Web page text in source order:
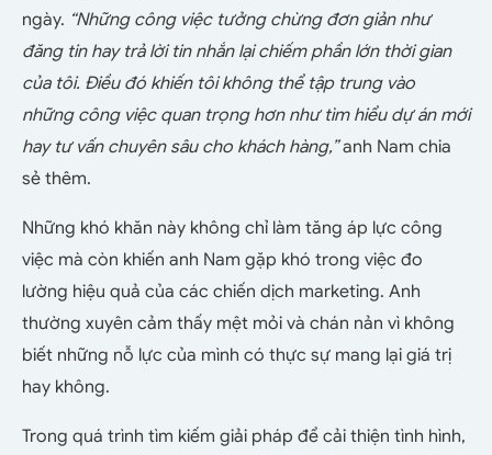
ngày. “Những công việc tưởng chừng đơn giản như
đăng tin hay trả lời tin nhắn lại chiếm phần lớn thời gian
của tôi. Điều đó khiến tôi không thể tập trung vào
những công việc quan trọng hơn như tìm hiểu dự án mới
hay tư vấn chuyên sâu cho khách hàng,”anh Nam chia
sẻ thêm.
Những khó khăn này không chỉ làm tăng áp lực công
việc mà còn khiến anh Nam gặp khó trong việc đo
lường hiệu quả của các chiến dịch marketing. Anh
thường xuyên cảm thấy mệt mỏi và chán nản vì không
biết những nỗ lực của mình có thực sự mang lại giá trị
hay không.
Trong quá trình tìm kiếm giải pháp để cải thiện tình hình,